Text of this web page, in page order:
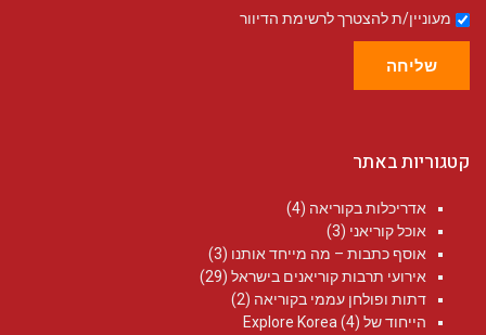
מעוניין/ת להצטרך לרשימת הדיוור
שליחה
קטגוריות באתר
אדריכלות בקוריאה (4)
אוכל קוריאני (3)
אוסף כתבות – מה מייחד אותנו (3)
אירועי תרבות קוריאנים בישראל (29)
דתות ופולחן עממי בקוריאה (2)
הייחוד של Explore Korea (4)